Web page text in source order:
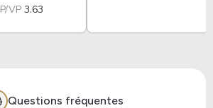
P/VP 3.63
Questions fréquentes